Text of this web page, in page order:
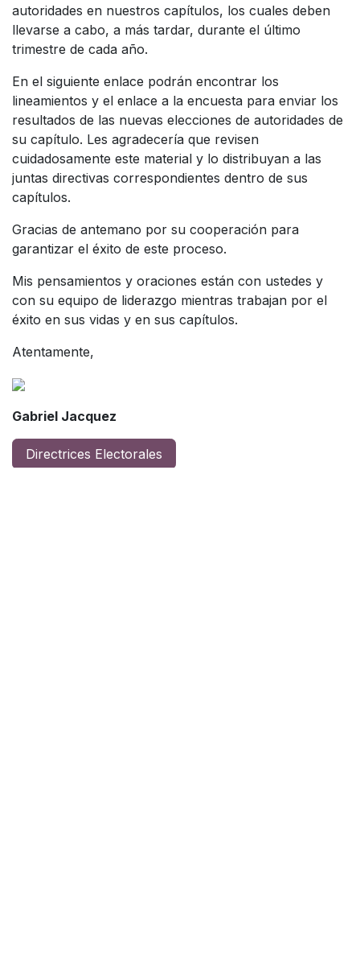
autoridades en nuestros capítulos, los cuales deben
llevarse a cabo, a más tardar, durante el último
trimestre de cada año.
En el siguiente enlace podrán encontrar los
lineamientos y el enlace a la encuesta para enviar los
resultados de las nuevas elecciones de autoridades de
su capítulo. Les agradecería que revisen
cuidadosamente este material y lo distribuyan a las
juntas directivas correspondientes dentro de sus
capítulos.
Gracias de antemano por su cooperación para
garantizar el éxito de este proceso.
Mis pensamientos y oraciones están con ustedes y
con su equipo de liderazgo mientras trabajan por el
éxito en sus vidas y en sus capítulos.
Atentamente,
Gabriel Jacquez
Directrices Electorales